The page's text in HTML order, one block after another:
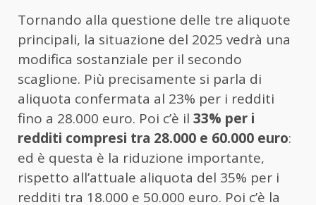
Tornando alla questione delle tre aliquote
principali, la situazione del 2025 vedrà una
modifica sostanziale per il secondo
scaglione. Più precisamente si parla di
aliquota confermata al 23% per i redditi
fino a 28.000 euro. Poi c’è il 33% per i
redditi compresi tra 28.000 e 60.000 euro:
ed è questa è la riduzione importante,
rispetto all’attuale aliquota del 35% per i
redditi tra 18.000 e 50.000 euro. Poi c’è la